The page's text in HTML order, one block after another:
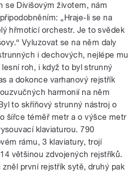
se Divišovým životem, nám
„Hraje-li se na
hřmotící orchestr. Je to svědek
Vyluzovat se na něm daly
i dechových, nejlépe mu
roh, i když to byl strunný
a dokonce varhanový rejstřík
harmonií na něm
to skříňový strunný nástroj o
šířce téměř metr a o výšce metr
klaviaturou. 790
rámu, 3 klaviatury, trojí
většinou zdvojených rejstříků.
zněl první rejstřík sytě, druhý pak